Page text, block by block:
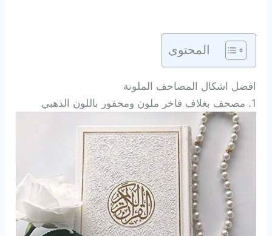
المحتوى
افضل اشكال المصاحف الملونة
1. مصحف بغلاف فاخر ملون ومحفور باللون الذهبي